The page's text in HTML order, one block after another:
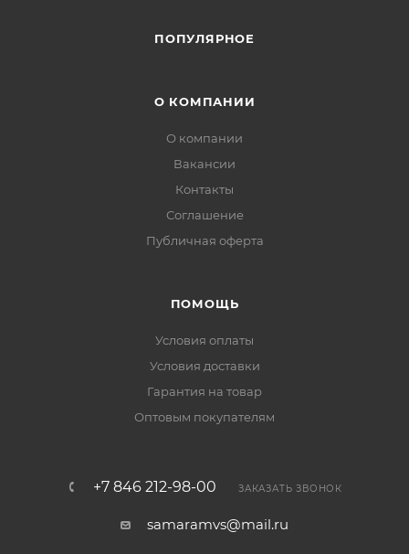
ПОПУЛЯРНОЕ
О КОМПАНИИ
О компании
Вакансии
Контакты
Соглашение
Публичная оферта
ПОМОЩЬ
Условия оплаты
Условия доставки
Гарантия на товар
Оптовым покупателям
+7 846 212-98-00 ЗАКАЗАТЬ ЗВОНОК
samaramvs@mail.ru